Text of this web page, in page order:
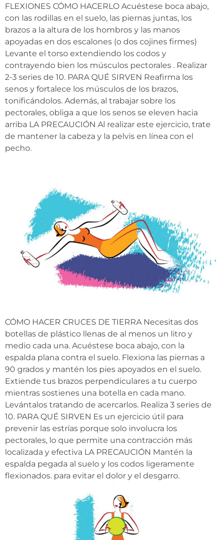
FLEXIONES CÓMO HACERLO Acuéstese boca abajo,
con las rodillas en el suelo, las piernas juntas, los
brazos a la altura de los hombros y las manos
apoyadas en dos escalones (o dos cojines firmes)
Levante el torso extendiendo los codos y
contrayendo bien los músculos pectorales . Realizar
2-3 series de 10. PARA QUÉ SIRVEN Reafirma los
senos y fortalece los músculos de los brazos,
tonificándolos. Además, al trabajar sobre los
pectorales, obliga a que los senos se eleven hacia
arriba LA PRECAUCIÓN Al realizar este ejercicio, trate
de mantener la cabeza y la pelvis en línea con el
pecho.
CÓMO HACER CRUCES DE TIERRA Necesitas dos
botellas de plástico llenas de al menos un litro y
medio cada una. Acuéstese boca abajo, con la
espalda plana contra el suelo. Flexiona las piernas a
90 grados y mantén los pies apoyados en el suelo.
Extiende tus brazos perpendiculares a tu cuerpo
mientras sostienes una botella en cada mano.
Levántalos tratando de acercarlos. Realiza 3 series de
10. PARA QUÉ SIRVEN Es un ejercicio útil para
prevenir las estrías porque solo involucra los
pectorales, lo que permite una contracción más
localizada y efectiva LA PRECAUCIÓN Mantén la
espalda pegada al suelo y los codos ligeramente
flexionados. para evitar el dolor y el desgarro.